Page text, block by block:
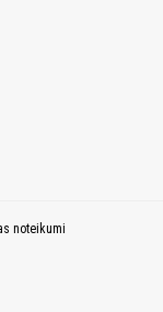
noteikumi